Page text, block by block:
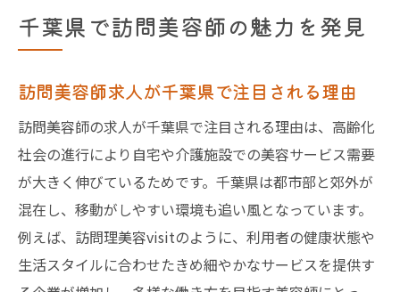
訪問美容を始めやすい千葉県の職場特徴
働きやすさ重視の訪問美容求人特集
訪問美容求人で見逃せない働きやすさの条
件
千葉の訪問美容師が選ぶ職場環境の特徴
訪問美容師求人で重視すべき福利厚生とは
訪問美容で主婦も安心して働ける理由
千葉県の訪問美容求人で人気の制度を解説
訪問美容師求人の働き方改革と千葉の現状
千葉県で訪問美容師の魅力を発見
訪問美容師求人が千葉県で注目される理由
訪問美容師の求人が千葉県で注目される理由は、高齢化
社会の進行により自宅や介護施設での美容サービス需要
が大きく伸びているためです。千葉県は都市部と郊外が
混在し、移動がしやすい環境も追い風となっています。
例えば、訪問理美容visitのように、利用者の健康状態や
生活スタイルに合わせたきめ細やかなサービスを提供す